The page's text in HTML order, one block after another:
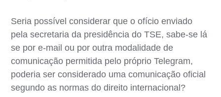
Seria possível considerar que o ofício enviado
pela secretaria da presidência do TSE, sabe-se lá
se por e-mail ou por outra modalidade de
comunicação permitida pelo próprio Telegram,
poderia ser considerado uma comunicação oficial
segundo as normas do direito internacional?